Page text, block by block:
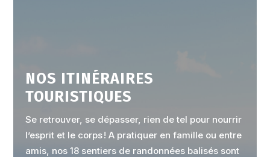
NOS ITINÉRAIRES
TOURISTIQUES
Se retrouver, se dépasser, rien de tel pour nourrir
l’esprit et le corps ! A pratiquer en famille ou entre
amis, nos 18 sentiers de randonnées balisés sont